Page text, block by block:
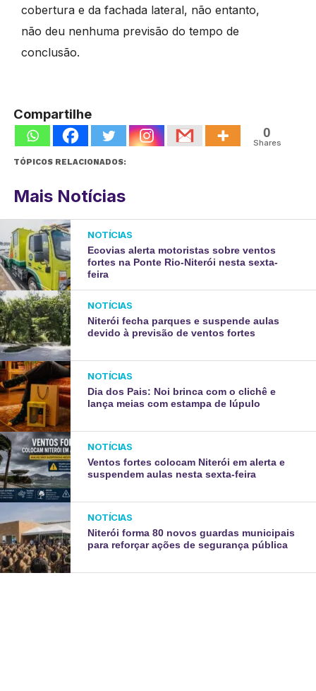
cobertura e da fachada lateral, não entanto,
não deu nenhuma previsão do tempo de
conclusão.
Compartilhe
0
Shares
TÓPICOS RELACIONADOS:
Mais Notícias
NOTÍCIAS
Ecovias alerta motoristas sobre ventos
fortes na Ponte Rio-Niterói nesta sexta-
feira
NOTÍCIAS
Niterói fecha parques e suspende aulas
devido à previsão de ventos fortes
NOTÍCIAS
Dia dos Pais: Noi brinca com o clichê e
lança meias com estampa de lúpulo
NOTÍCIAS
Ventos fortes colocam Niterói em alerta e
suspendem aulas nesta sexta-feira
NOTÍCIAS
Niterói forma 80 novos guardas municipais
para reforçar ações de segurança pública